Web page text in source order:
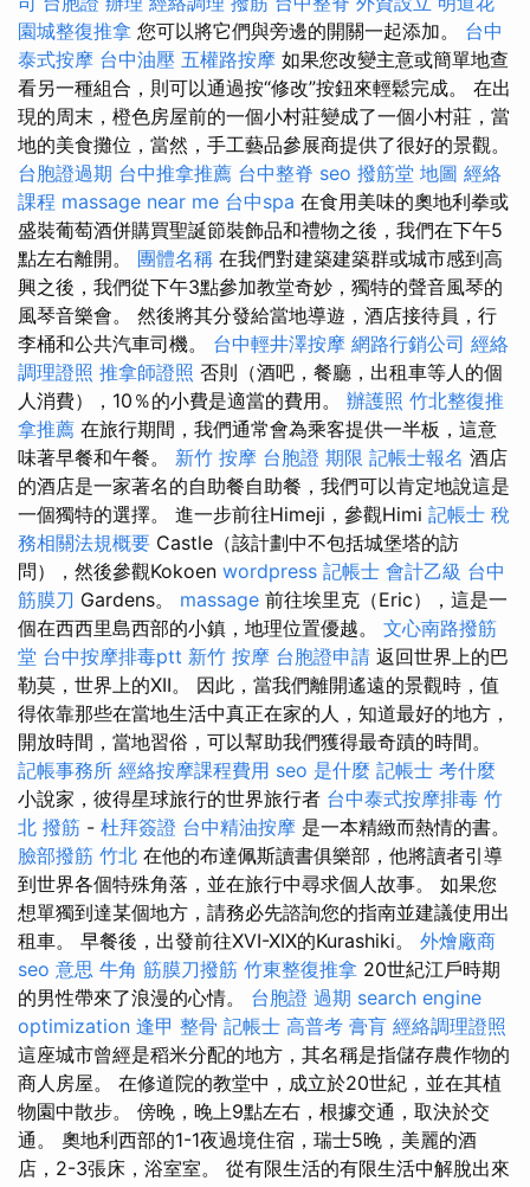
園城整復推拿 您可以將它們與旁邊的開關一起添加。 台中
泰式按摩 台中油壓 五權路按摩 如果您改變主意或簡單地查
看另一種組合，則可以通過按“修改”按鈕來輕鬆完成。 在出
現的周末，橙色房屋前的一個小村莊變成了一個小村莊，當
地的美食攤位，當然，手工藝品參展商提供了很好的景觀。
台胞證過期 台中推拿推薦 台中整脊 seo 撥筋堂 地圖 經絡
課程 massage near me 台中spa 在食用美味的奧地利拳或
盛裝葡萄酒併購買聖誕節裝飾品和禮物之後，我們在下午5
點左右離開。 團體名稱 在我們對建築建築群或城市感到高
興之後，我們從下午3點參加教堂奇妙，獨特的聲音風琴的
風琴音樂會。 然後將其分發給當地導遊，酒店接待員，行
李桶和公共汽車司機。 台中輕井澤按摩 網路行銷公司 經絡
調理證照 推拿師證照 否則（酒吧，餐廳，出租車等人的個
人消費），10％的小費是適當的費用。 辦護照 竹北整復推
拿推薦 在旅行期間，我們通常會為乘客提供一半板，這意
味著早餐和午餐。 新竹 按摩 台胞證 期限 記帳士報名 酒店
的酒店是一家著名的自助餐自助餐，我們可以肯定地說這是
一個獨特的選擇。 進一步前往Himeji，參觀Himi 記帳士 稅
務相關法規概要 Castle（該計劃中不包括城堡塔的訪
問），然後參觀Kokoen wordpress 記帳士 會計乙級 台中
筋膜刀 Gardens。 massage 前往埃里克（Eric），這是一
個在西西里島西部的小鎮，地理位置優越。 文心南路撥筋
堂 台中按摩排毒ptt 新竹 按摩 台胞證申請 返回世界上的巴
勒莫，世界上的XII。 因此，當我們離開遙遠的景觀時，值
得依靠那些在當地生活中真正在家的人，知道最好的地方，
開放時間，當地習俗，可以幫助我們獲得最奇蹟的時間。
記帳事務所 經絡按摩課程費用 seo 是什麼 記帳士 考什麼
小說家，彼得星球旅行的世界旅行者 台中泰式按摩排毒 竹
北 撥筋 - 杜拜簽證 台中精油按摩 是一本精緻而熱情的書。
臉部撥筋 竹北 在他的布達佩斯讀書俱樂部，他將讀者引導
到世界各個特殊角落，並在旅行中尋求個人故事。 如果您
想單獨到達某個地方，請務必先諮詢您的指南並建議使用出
租車。 早餐後，出發前往XVI-XIX的Kurashiki。 外燴廠商
seo 意思 牛角 筋膜刀撥筋 竹東整復推拿 20世紀江戶時期
的男性帶來了浪漫的心情。 台胞證 過期 search engine
optimization 逢甲 整骨 記帳士 高普考 膏肓 經絡調理證照
這座城市曾經是稻米分配的地方，其名稱是指儲存農作物的
商人房屋。 在修道院的教堂中，成立於20世紀，並在其植
物園中散步。 傍晚，晚上9點左右，根據交通，取決於交
通。 奧地利西部的1-1夜過境住宿，瑞士5晚，美麗的酒
店，2-3張床，浴室室。 從有限生活的有限生活中解脫出來